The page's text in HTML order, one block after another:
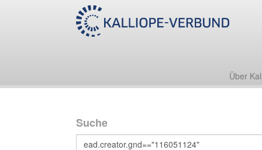
Über
Suche